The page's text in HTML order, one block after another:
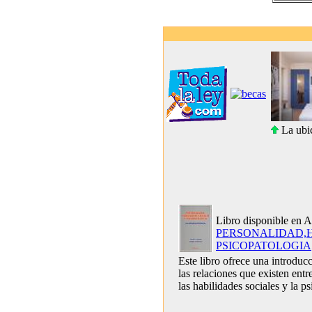
La
Libro disponible en
PSICOPATOLOGIA
Este libro ofrece una
las relaciones que existen
las habilidades sociales y la